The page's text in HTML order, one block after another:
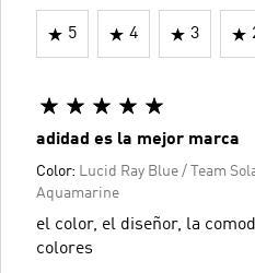
5 4 3
adidad es la mejor marca
Color: Lucid Ray Blue / Team
Aquamarine
el color, el diseñor, la
colores